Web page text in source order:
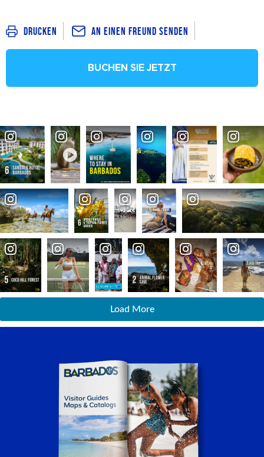
Drucken An einen Freund senden
BUCHEN SIE JETZT
Load More